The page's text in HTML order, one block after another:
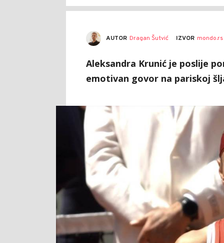
AUTOR Dragan Šutvić IZVOR mondo.rs
Aleksandra Krunić je poslije
emotivan govor na pariskoj